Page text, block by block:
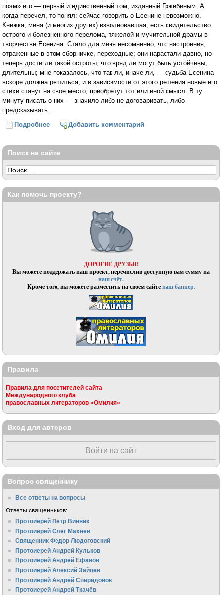
поэм» его — первый и единственный том, изданный Гржебиным. А
когда перечел, то понял: сейчас говорить о Есенине невозможно.
Книжка, меня (и многих других) взволновавшая, есть свиде­тельство
острого и болезненного перелома, тяжелой и мучительной драмы в
творчестве Есенина. Стало для меня несомненно, что настроения,
отра­женные в этом сборничке, переходные; они нарастали давно, но
теперь достигли такой остроты, что вряд ли могут быть устойчивы,
длительны; мне показалось, что так ли, иначе ли, — судьба Есенина
вскоре должна решиться, и в зависимости от этого решения новые его
стихи станут на свое место, приобретут тот или иной смысл. В ту
минуту писать о них — значило либо не договаривать, либо
предсказывать.
Подробнее о Есенин (Владислав Ходасевич)
Добавить комментарий
Поиск на сайте
Как помочь проекту?
ДОРОГИЕ ДРУЗЬЯ!
Вы можете поддержать наш проект, перечислив доступную вам сумму на
наш счёт.
Кроме того, вы можете разместить на своём сайтенаш баннер.
Правила
Правила для посетителей сайта
Международного клуба
православных литераторов «Омилия»
Вход для авторов
Войти на сайт
Вопрос священнику
Все ответы на вопросы
Ответы священников:
Протоиерей Пётр Винник
Протоиерей Олег Махнёв
Священник Федор Людоговский
Протоиерей Андрей Кульков
Протоиерей Андрей Ефанов
Протоиерей Алексий Зайцев
Протоиерей Андрей Спиридонов
Протоиерей Андрей Ткачёв